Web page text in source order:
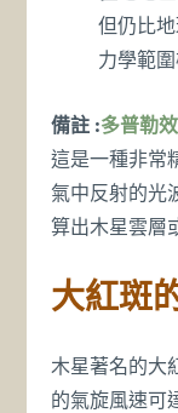
但仍比
力學範
備註 :多普勒
這是一種非常
氣中反射的光
算出木星雲層
大紅斑
木星著名的大
的氣旋風速可